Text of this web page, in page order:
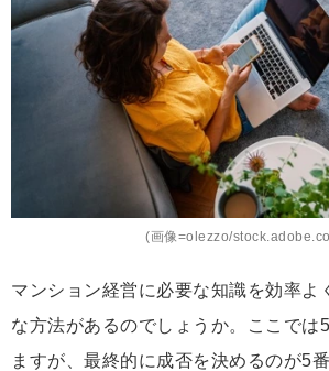
(画像=olezzo/
マンション経営に必要な知識を効率よ
な方法があるのでしょうか。ここでは
ますが、最終的に成否を決めるのが5